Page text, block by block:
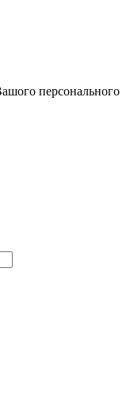
персонального